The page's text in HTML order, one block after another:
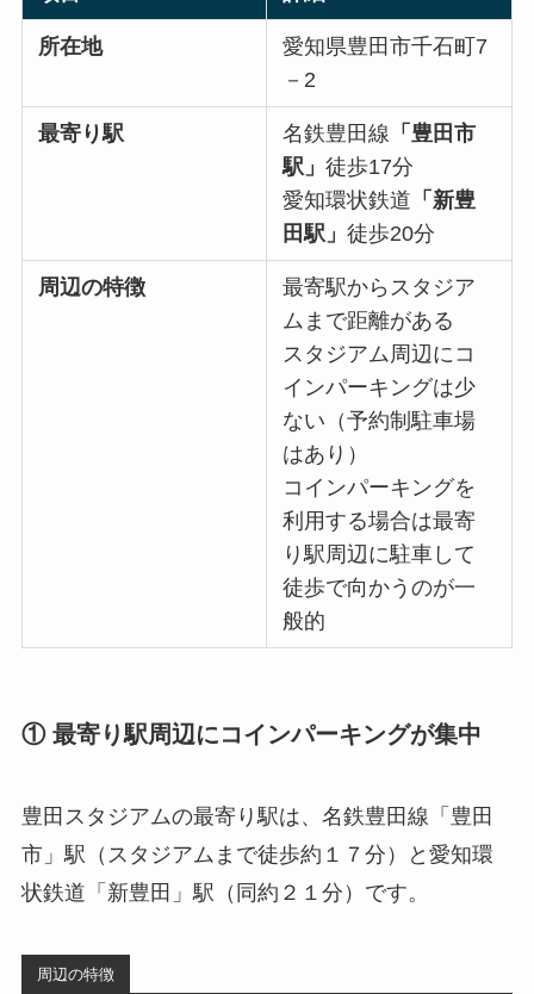
所在地
愛知県豊田市千石町7
－2
最寄り駅 名鉄豊田線 「豊田市
駅」徒歩17分
愛知環状鉄道 「新豊
田駅」徒歩20分
周辺の特徴
最寄駅からスタジア
ムまで距離がある
スタジアム周辺にコ
インパーキングは少
ない（予約制駐車場
はあり）
コインパーキングを
利用する場合は最寄
り駅周辺に駐車して
徒歩で向かうのが一
般的
① 最寄り駅周辺にコインパーキングが集中
豊田スタジアムの最寄り駅は、名鉄豊田線「豊田
市」駅（スタジアムまで徒歩約１７分）と愛知環
状鉄道「新豊田」駅（同約２１分）です。
周辺の特徴